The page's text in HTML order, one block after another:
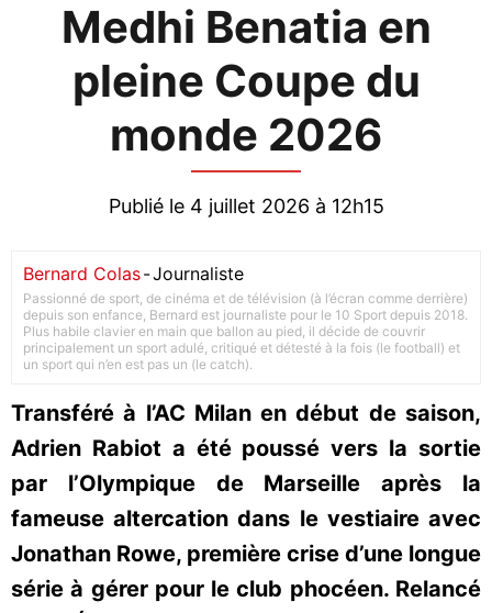
Medhi Benatia en
pleine Coupe du
monde 2026
Publié le 4 juillet 2026 à 12h15
Bernard Colas-Journaliste
Passionné de sport, de cinéma et de télévision (à l’écran comme derrière)
depuis son enfance, Bernard est journaliste pour le 10 Sport depuis 2018.
Plus habile clavier en main que ballon au pied, il décide de couvrir
principalement un sport adulé, critiqué et détesté à la fois (le football) et
un sport qui n’en est pas un (le catch).
Transféré à l’AC Milan en début de saison,
Adrien Rabiot a été poussé vers la sortie
par l’Olympique de Marseille après la
fameuse altercation dans le vestiaire avec
Jonathan Rowe, première crise d’une longue
série à gérer pour le club phocéen. Relancé